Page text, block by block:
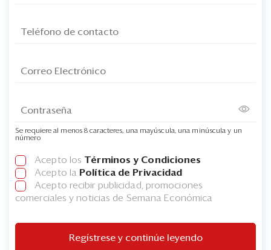
Se requiere al menos 8 caracteres, una mayúscula, una minúscula y un
número
Acepto los Términos y Condiciones
Acepto la Política de Privacidad
Acepto recibir publicidad, promociones
comerciales y noticias de Semana Económica
Regístrese y continúe leyendo